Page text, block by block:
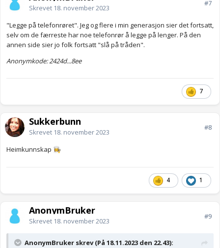
Skrevet 18. november 2023
#7
"Legge på telefonrøret". Jeg og flere i min generasjon sier det fortsatt,
selv om de færreste har noe telefonrør å legge på lenger. På den
annen side sier jo folk fortsatt "slå på tråden".
Anonymkode: 2424d...8ee
7
Sukkerbunn
Skrevet 18. november 2023
#8
Heimkunnskap 👩‍🍳
4 1
AnonymBruker
Skrevet 18. november 2023
#9
AnonymBruker skrev (På 18.11.2023 den 22.43):